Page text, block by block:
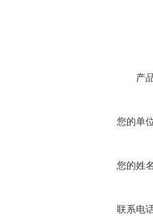
产
您的单
您的姓
联系电